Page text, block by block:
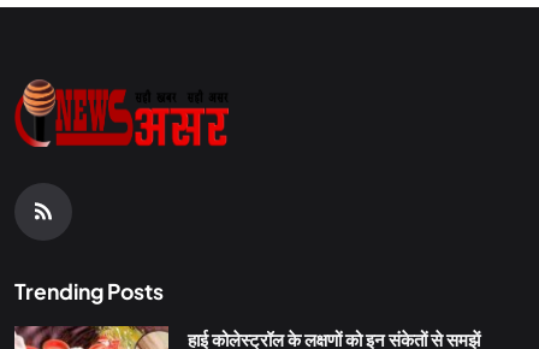
Trending Posts
हाई कोलेस्ट्रॉल के लक्षणों को इन संकेतों से समझें